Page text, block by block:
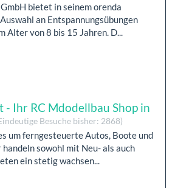
bietet in seinem orenda
an Entspannungsübungen
Alter von 8 bis 15 Jahren. D...
Ihr RC Mdodellbau Shop in
Besuche bisher: 2868)
um ferngesteuerte Autos, Boote und
sowohl mit Neu- als auch
ein stetig wachsen...